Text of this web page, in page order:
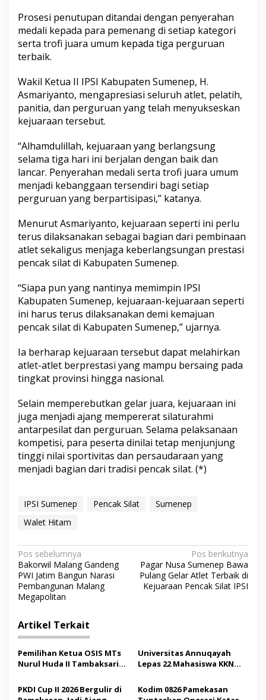
0
2
6
Prosesi penutupan ditandai dengan penyerahan
medali kepada para pemenang di setiap kategori
serta trofi juara umum kepada tiga perguruan
terbaik.
Wakil Ketua II IPSI Kabupaten Sumenep, H.
Asmariyanto, mengapresiasi seluruh atlet, pelatih,
panitia, dan perguruan yang telah menyukseskan
kejuaraan tersebut.
“Alhamdulillah, kejuaraan yang berlangsung
selama tiga hari ini berjalan dengan baik dan
lancar. Penyerahan medali serta trofi juara umum
menjadi kebanggaan tersendiri bagi setiap
perguruan yang berpartisipasi,” katanya.
Menurut Asmariyanto, kejuaraan seperti ini perlu
terus dilaksanakan sebagai bagian dari pembinaan
atlet sekaligus menjaga keberlangsungan prestasi
pencak silat di Kabupaten Sumenep.
“Siapa pun yang nantinya memimpin IPSI
Kabupaten Sumenep, kejuaraan-kejuaraan seperti
ini harus terus dilaksanakan demi kemajuan
pencak silat di Kabupaten Sumenep,” ujarnya.
Ia berharap kejuaraan tersebut dapat melahirkan
atlet-atlet berprestasi yang mampu bersaing pada
tingkat provinsi hingga nasional.
Selain memperebutkan gelar juara, kejuaraan ini
juga menjadi ajang mempererat silaturahmi
antarpesilat dan perguruan. Selama pelaksanaan
kompetisi, para peserta dinilai tetap menjunjung
tinggi nilai sportivitas dan persaudaraan yang
menjadi bagian dari tradisi pencak silat. (*)
IPSI Sumenep Pencak Silat
Sumenep
Walet Hitam
N
a
v
i
g
a
s
i
p
Pos sebelumnya
Bakorwil Malang Gandeng
PWI Jatim Bangun Narasi
Pembangunan Malang
Megapolitan
Pos berikutnya
Pagar Nusa Sumenep Bawa
Pulang Gelar Atlet Terbaik di
Kejuaraan Pencak Silat IPSI
Artikel Terkait
Pemilihan Ketua OSIS MTs
Nurul Huda II Tambaksari
Demokrasi bagi Siswa
Universitas Annuqayah
Lepas 22 Mahasiswa KKN
Saudi
PKDI Cup II 2026 Bergulir di
Kodim 0826 Pamekasan